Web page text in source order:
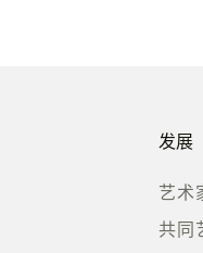
发展
艺术
共同